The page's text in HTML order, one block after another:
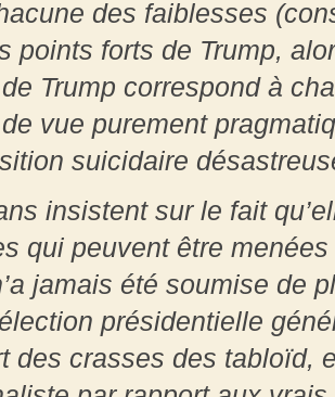
des faiblesses
points forts de Trump,
Trump correspond à
de vue purement
suicidaire
insistent sur le fait
qui peuvent être
jamais été soumise de
présidentielle
des crasses des tabloïd,